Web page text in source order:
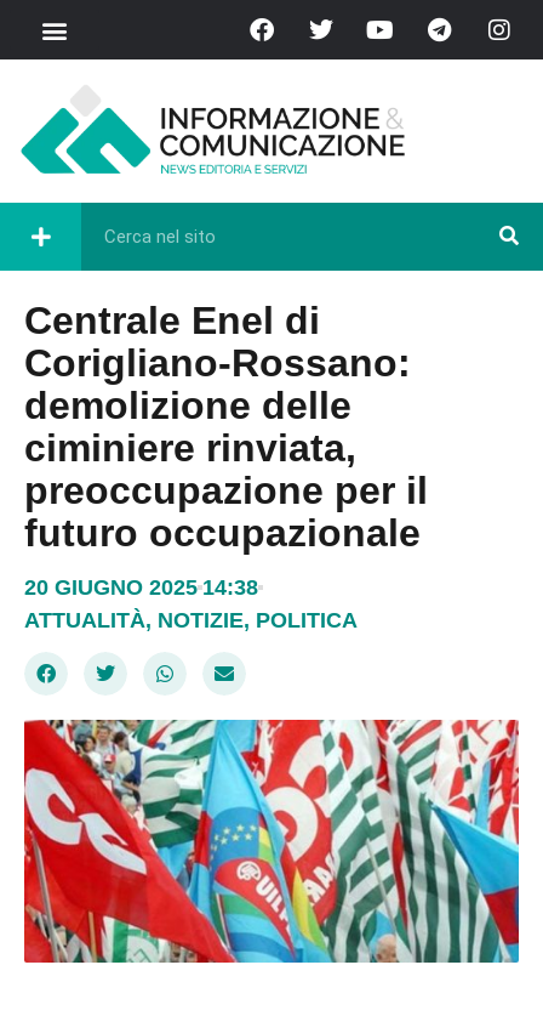
Centrale Enel di
Corigliano-Rossano:
demolizione delle
ciminiere rinviata,
preoccupazione per il
futuro occupazionale
20 GIUGNO 2025 14:38
ATTUALITÀ, NOTIZIE, POLITICA